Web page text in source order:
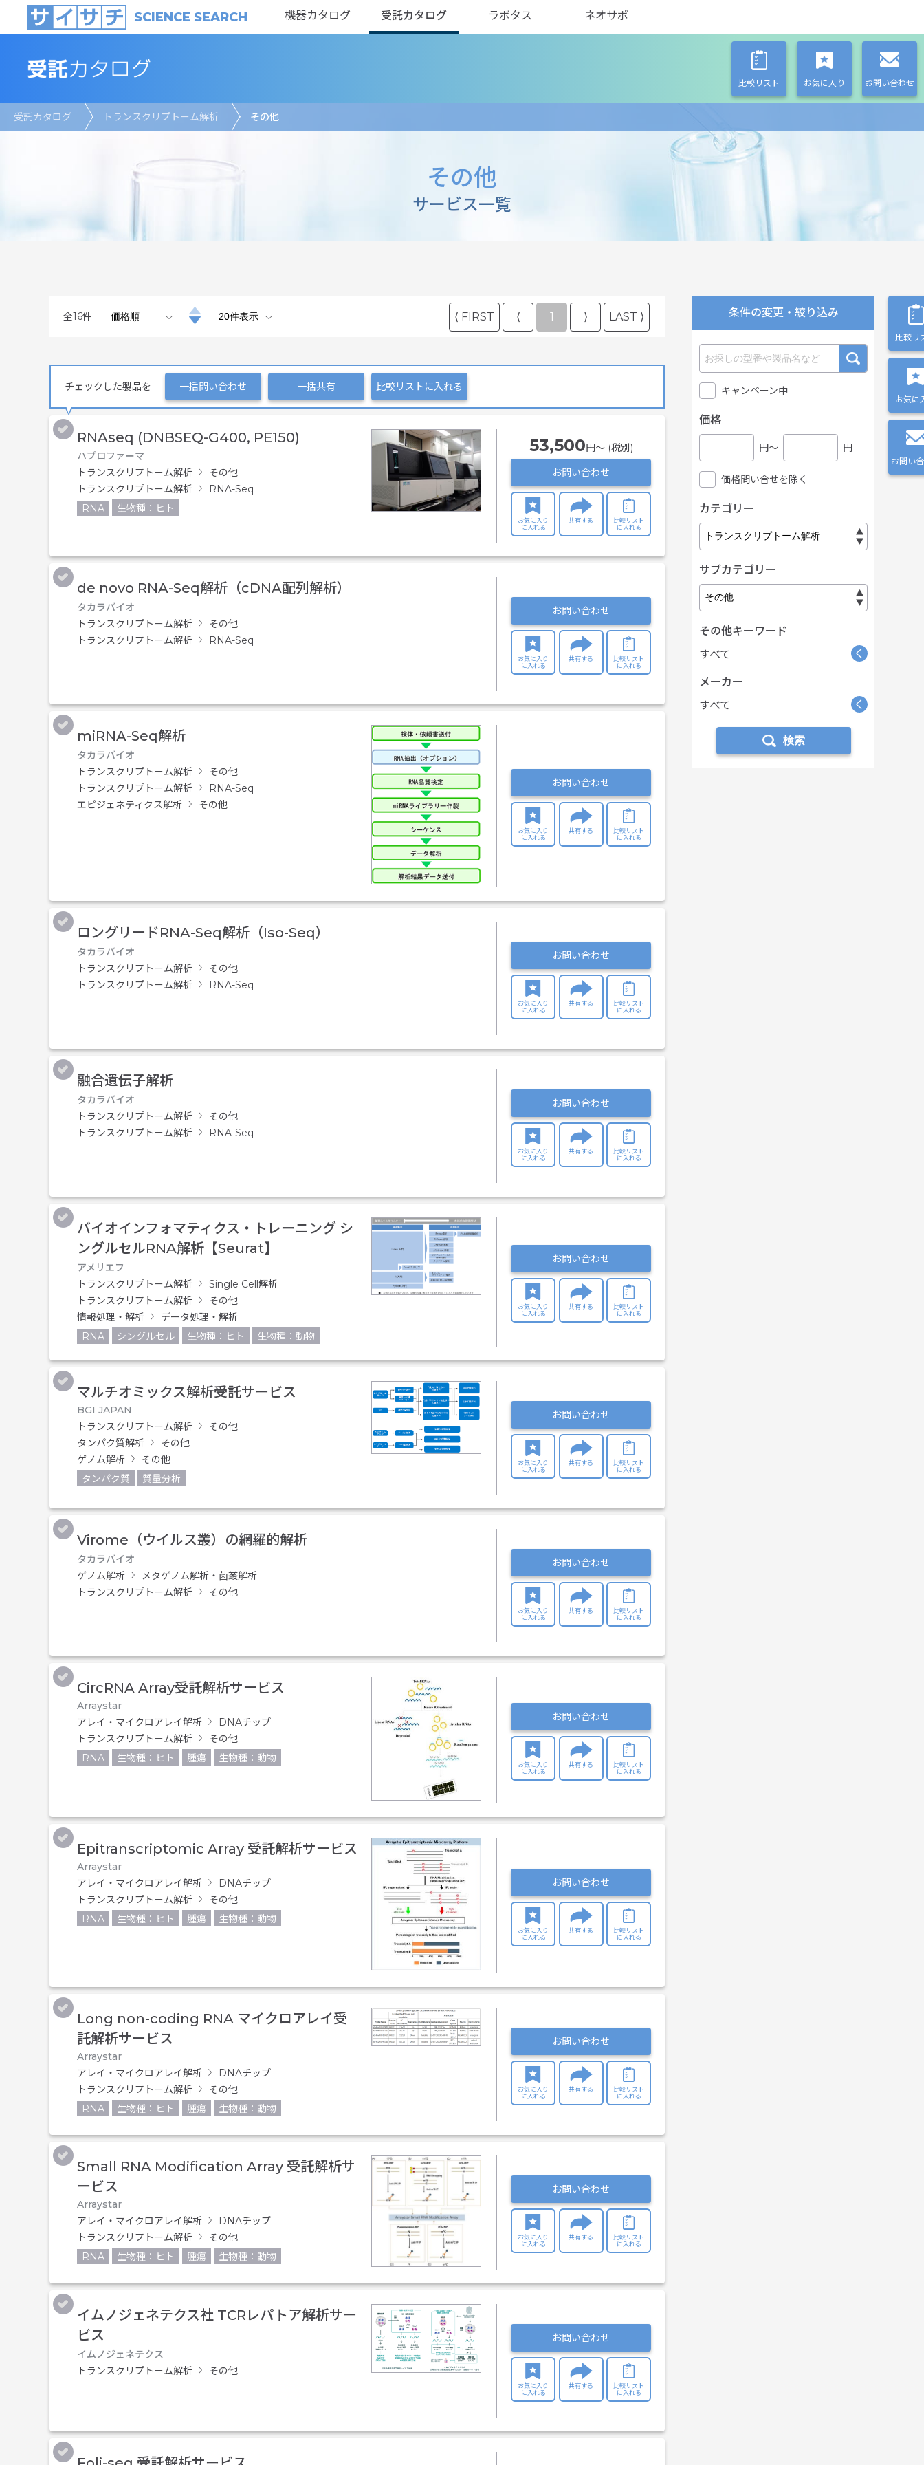
SCIENCE SEARCH 機器カタログ 受託カタログ ラボタス ネオサポ
比較リスト お気に入り お問い合わせ
受託カタログ トランスクリプトーム解析 その他
その他
サービス一覧
全16件 ⟨ FIRST ⟨ 1 ⟩ LAST ⟩
チェックした製品を 一括問い合わせ 一括共有 比較リストに入れる
RNAseq (DNBSEQ-G400, PE150)
ハプロファーマ
トランスクリプトーム解析
その他
トランスクリプトーム解析
RNA-Seq
RNA
生物種：ヒト
53,500円〜 (税別)
お問い合わせ
お気に入り
に入れる
共有する
比較リスト
に入れる
de novo RNA-Seq解析（cDNA配列解析）
タカラバイオ
トランスクリプトーム解析
その他
トランスクリプトーム解析
RNA-Seq
お問い合わせ
お気に入り
に入れる
共有する
比較リスト
に入れる
miRNA-Seq解析
タカラバイオ
トランスクリプトーム解析
その他
トランスクリプトーム解析
RNA-Seq
エピジェネティクス解析
その他
お問い合わせ
お気に入り
に入れる
共有する
比較リスト
に入れる
ロングリードRNA-Seq解析（Iso-Seq）
タカラバイオ
トランスクリプトーム解析
その他
トランスクリプトーム解析
RNA-Seq
お問い合わせ
お気に入り
に入れる
共有する
比較リスト
に入れる
融合遺伝子解析
タカラバイオ
トランスクリプトーム解析
その他
トランスクリプトーム解析
RNA-Seq
お問い合わせ
お気に入り
に入れる
共有する
比較リスト
に入れる
バイオインフォマティクス・トレーニング シ
ングルセルRNA解析【Seurat】
アメリエフ
トランスクリプトーム解析
Single Cell解析
トランスクリプトーム解析
その他
情報処理・解析
データ処理・解析
RNA
シングルセル 生物種：ヒト 生物種：動物
お問い合わせ
お気に入り
に入れる
共有する
比較リスト
に入れる
マルチオミックス解析受託サービス
BGI JAPAN
トランスクリプトーム解析
その他
タンパク質解析
その他
ゲノム解析
その他
タンパク質
質量分析
お問い合わせ
お気に入り
に入れる
共有する
比較リスト
に入れる
Virome（ウイルス叢）の網羅的解析
タカラバイオ
ゲノム解析
メタゲノム解析・菌叢解析
トランスクリプトーム解析
その他
お問い合わせ
お気に入り
に入れる
共有する
比較リスト
に入れる
CircRNA Array受託解析サービス
Arraystar
アレイ・マイクロアレイ解析
DNAチップ
トランスクリプトーム解析
その他
RNA
生物種：ヒト 腫瘍 生物種：動物
お問い合わせ
お気に入り
に入れる
共有する
比較リスト
に入れる
Epitranscriptomic Array 受託解析サービス
Arraystar
アレイ・マイクロアレイ解析
DNAチップ
トランスクリプトーム解析
その他
RNA
生物種：ヒト 腫瘍 生物種：動物
お問い合わせ
お気に入り
に入れる
共有する
比較リスト
に入れる
Long non-coding RNA マイクロアレイ受
託解析サービス
Arraystar
アレイ・マイクロアレイ解析
DNAチップ
トランスクリプトーム解析
その他
RNA
生物種：ヒト 腫瘍 生物種：動物
お問い合わせ
お気に入り
に入れる
共有する
比較リスト
に入れる
Small RNA Modification Array 受託解析サ
ービス
Arraystar
アレイ・マイクロアレイ解析
DNAチップ
トランスクリプトーム解析
その他
RNA
生物種：ヒト 腫瘍 生物種：動物
お問い合わせ
お気に入り
に入れる
共有する
比較リスト
に入れる
イムノジェネテクス社 TCRレパトア解析サー
ビス
イムノジェネテクス
トランスクリプトーム解析
その他
お問い合わせ
お気に入り
に入れる
共有する
比較リスト
に入れる
比較リ
お気に
お問い
条件の変更・絞り込み
キャンペーン中
価格
円〜 円
価格問い合せを除く
カテゴリー
サブカテゴリー
その他キーワード
すべて
く
メーカー
すべて
く
検索